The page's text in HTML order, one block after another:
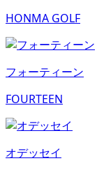
HONMA GOLF
フォーティーン
FOURTEEN
オデッセイ